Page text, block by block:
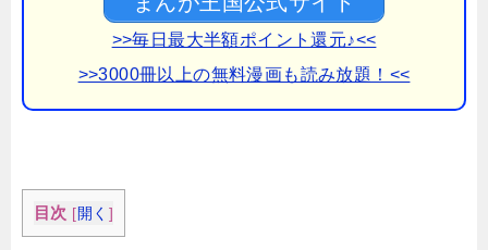
>>毎日最大半額ポイント還元♪<<
>>3000冊以上の無料漫画も読み放題！<<
目次 [開く ]